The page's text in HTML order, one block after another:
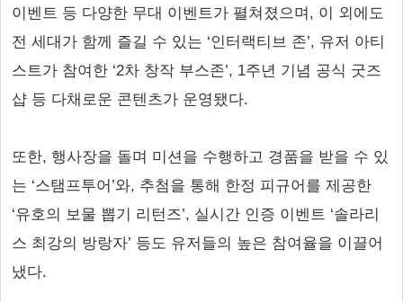
이벤트 등 다양한 무대 이벤트가 펼쳐졌으며, 이 외에도
전 세대가 함께 즐길 수 있는 ‘인터랙티브 존’, 유저 아티
스트가 참여한 ‘2차 창작 부스존’, 1주년 기념 공식 굿즈
샵 등 다채로운 콘텐츠가 운영됐다.
또한, 행사장을 돌며 미션을 수행하고 경품을 받을 수 있
는 ‘스탬프투어’와, 추첨을 통해 한정 피규어를 제공한
‘유호의 보물 뽑기 리턴즈’, 실시간 인증 이벤트 ‘솔라리
스 최강의 방랑자’ 등도 유저들의 높은 참여율을 이끌어
냈다.